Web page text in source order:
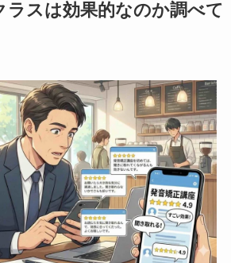
ラスは効果的なのか調べて